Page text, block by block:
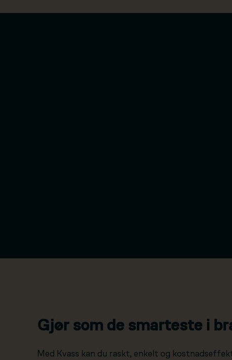
Gjør som de smarteste i
Med Kvass kan du raskt, enkelt og